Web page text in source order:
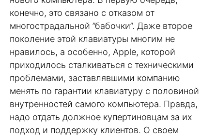
конечно, это связано с отказом от
многострадальной ”бабочки”. Даже второе
поколение этой клавиатуры многим не
нравилось, а особенно, Apple, которой
приходилось сталкиваться с техническими
проблемами, заставлявшими компанию
менять по гарантии клавиатуру с половиной
внутренностей самого компьютера. Правда,
надо отдать должное купертиновцам за их
подход и поддержку клиентов. О своем